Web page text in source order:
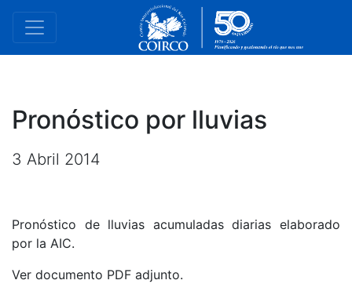
Pronóstico por lluvias
3 Abril 2014
Pronóstico de lluvias acumuladas diarias elaborado
por la AIC.
Ver documento PDF adjunto.